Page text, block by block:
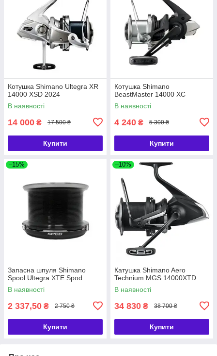
Котушка Shimano Ultegra XR
14000 XSD 2024
В наявності
14 000 ₴ 17 500 ₴
Купити
Котушка Shimano
BeastMaster 14000 XC
В наявності
4 240 ₴ 5 300 ₴
Купити
–15%
Запасна шпуля Shimano
Spool Ultegra XTE Spod
В наявності
2 337,50 ₴ 2 750 ₴
Купити
–10%
Катушка Shimano Aero
Technium MGS 14000XTD
В наявності
34 830 ₴ 38 700 ₴
Купити